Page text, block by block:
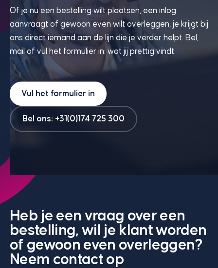
Of je nu een bestelling wilt plaatsen, een inlog
aanvraagt of gewoon even wilt overleggen, je krijgt bij
ons direct iemand aan de lijn die je verder helpt. Bel,
mail of vul het formulier in: wat jij prettig vindt.
Vul het formulier in
Bel ons: +31(0)174 725 300
Heb je een vraag over een
bestelling, wil je klant worden
of gewoon even overleggen?
Neem contact op